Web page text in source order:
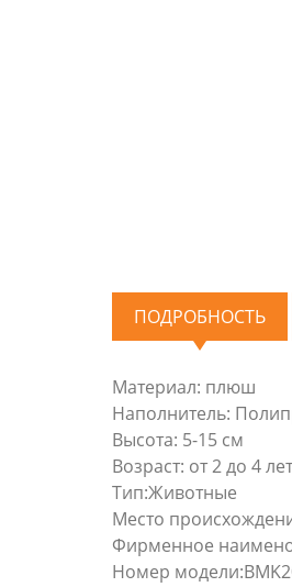
ПОДРОБНОСТЬ
Материал: плюш
Наполнитель:
Высота: 5-15 см
Возраст: от 2 до 4
Тип:Животные
Место
Фирменное
Номер